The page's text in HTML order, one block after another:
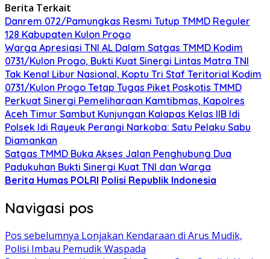
Berita Terkait
Danrem 072/Pamungkas Resmi Tutup TMMD Reguler
128 Kabupaten Kulon Progo
Warga Apresiasi TNI AL Dalam Satgas TMMD Kodim
0731/Kulon Progo, Bukti Kuat Sinergi Lintas Matra TNI
Tak Kenal Libur Nasional, Koptu Tri Staf Teritorial Kodim
0731/Kulon Progo Tetap Tugas Piket Poskotis TMMD
Perkuat Sinergi Pemeliharaan Kamtibmas, Kapolres
Aceh Timur Sambut Kunjungan Kalapas Kelas IIB Idi
Polsek Idi Rayeuk Perangi Narkoba: Satu Pelaku Sabu
Diamankan
Satgas TMMD Buka Akses Jalan Penghubung Dua
Padukuhan Bukti Sinergi Kuat TNI dan Warga
Berita Humas POLRI Polisi Republik Indonesia
Navigasi pos
Pos sebelumnya Lonjakan Kendaraan di Arus Mudik,
Polisi Imbau Pemudik Waspada